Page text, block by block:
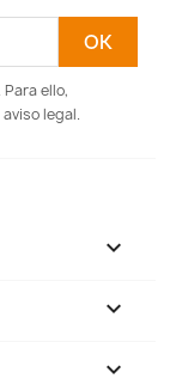
ello,
legal.


